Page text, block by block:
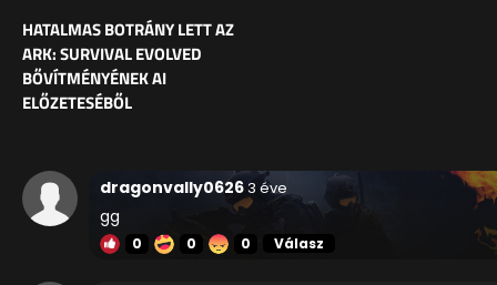
HATALMAS BOTRÁNY LETT AZ
ARK: SURVIVAL EVOLVED
BŐVÍTMÉNYÉNEK AI
ELŐZETESÉBŐL
dragonvally06263 éve
gg
0 0 0 Válasz